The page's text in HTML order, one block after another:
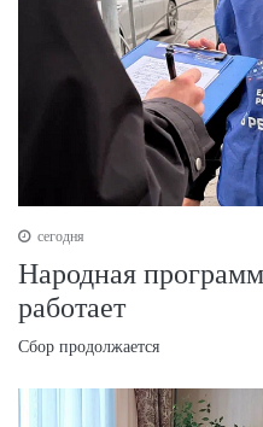
сегодня
Народная
работает
Сбор продолжается